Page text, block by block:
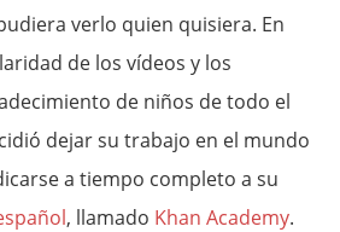
verlo quien quisiera. En
de los vídeos y los
de niños de todo el
dejar su trabajo en el mundo
a tiempo completo a su
, llamado Khan Academy.